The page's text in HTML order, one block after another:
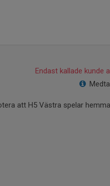
Endast kallade kunde
att H5 Västra spelar